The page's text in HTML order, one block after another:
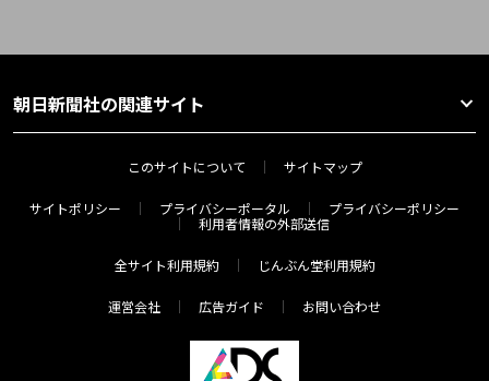
朝日新聞社の関連サイト
このサイトについて サイトマップ
サイトポリシー プライバシーポータル
プライバシーポリシー
利用者情報の外部送信
全サイト利用規約 じんぶん堂利用規約
運営会社 広告ガイド お問い合わせ